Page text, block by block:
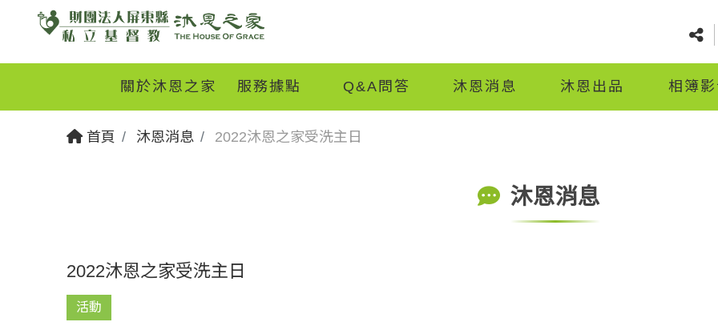
關於沐恩之家 服務據點 Q&A問答 沐恩消息 沐恩出品 相簿
首頁 沐恩消息 2022沐恩之家受洗主日
沐恩消息
2022沐恩之家受洗主日
活動